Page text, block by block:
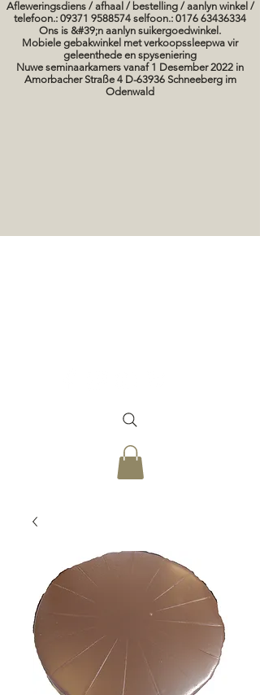
Afleweringsdiens / afhaal / bestelling / aanlyn winkel /
telefoon.: 09371 9588574 selfoon.: 0176 63436334
Ons is &#39;n aanlyn suikergoedwinkel.
Mobiele gebakwinkel met verkoopssleepwa vir
geleenthede en spyseniering
Nuwe seminaarkamers vanaf 1 Desember 2022 in
Amorbacher Straße 4 D-63936 Schneeberg im
Odenwald